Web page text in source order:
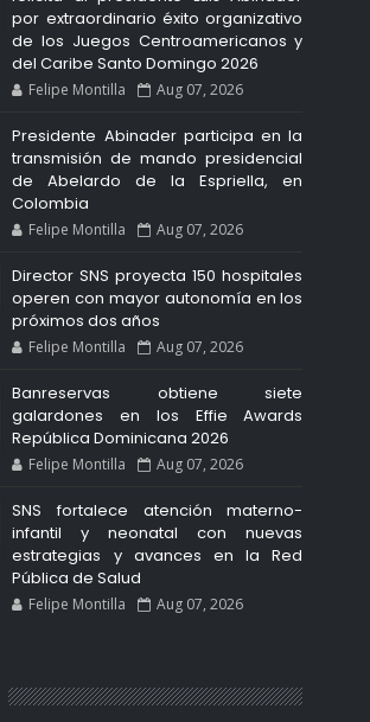
por extraordinario éxito organizativo
de los Juegos Centroamericanos y
del Caribe Santo Domingo 2026
Felipe Montilla Aug 07, 2026
Presidente Abinader participa en la
transmisión de mando presidencial
de Abelardo de la Espriella, en
Colombia
Felipe Montilla Aug 07, 2026
Director SNS proyecta 150 hospitales
operen con mayor autonomía en los
próximos dos años
Felipe Montilla Aug 07, 2026
Banreservas obtiene siete
galardones en los Effie Awards
República Dominicana 2026
Felipe Montilla Aug 07, 2026
SNS fortalece atención materno-
infantil y neonatal con nuevas
estrategias y avances en la Red
Pública de Salud
Felipe Montilla Aug 07, 2026